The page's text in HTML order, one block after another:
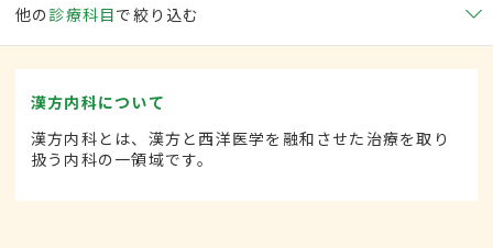
他の 診療科目で絞り込む
漢方内科について
漢方内科とは、漢方と西洋医学を融和させた治療を取り
扱う内科の一領域です。